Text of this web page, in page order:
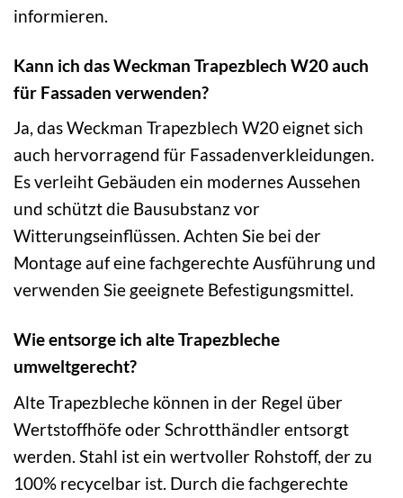
informieren.
Kann ich das Weckman Trapezblech W20 auch
für Fassaden verwenden?
Ja, das Weckman Trapezblech W20 eignet sich
auch hervorragend für Fassadenverkleidungen.
Es verleiht Gebäuden ein modernes Aussehen
und schützt die Bausubstanz vor
Witterungseinflüssen. Achten Sie bei der
Montage auf eine fachgerechte Ausführung und
verwenden Sie geeignete Befestigungsmittel.
Wie entsorge ich alte Trapezbleche
umweltgerecht?
Alte Trapezbleche können in der Regel über
Wertstoffhöfe oder Schrotthändler entsorgt
werden. Stahl ist ein wertvoller Rohstoff, der zu
100% recycelbar ist. Durch die fachgerechte